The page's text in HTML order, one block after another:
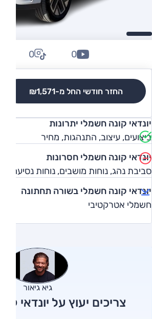
החזר חודשי החל מ-₪1,571
0
0
יונדאי קונה חשמלי יתרונות
ביצועים, עיצוב, התנהגות, מחיר
יונדאי קונה חשמלי חסרונות
סביבת נהג, נוחות מושבים, נוחות נסיעה
יונדאי קונה חשמלי בשורה תחתונה
חשמלי אטרקטיבי
גיא גיאור
צריכים יעוץ על יונדאי